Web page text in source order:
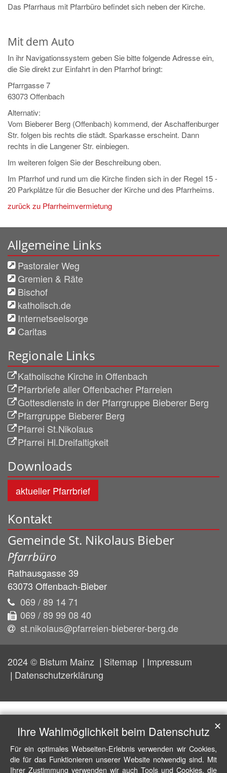
Das Pfarrhaus mit Pfarrbüro befindet sich neben der Kirche.
Mit dem Auto
In ihr Navigationssystem geben Sie bitte folgende Adresse ein,
die Sie direkt zur Einfahrt in den Pfarrhof bringt:
Pfarrgasse 7
63073 Offenbach
Alternativ:
Vom Bieberer Berg (Offenbach) kommend, der Aschaffenburger
Str. folgen bis rechts die städt. Sparkasse erscheint. Dann
rechts in die Langener Str. einbiegen.
Im weiteren folgen Sie der Beschreibung oben.
Im Pfarrhof und rund um die Kirche finden sich in der Regel 15 -
20 Parkplätze für die Besucher der Kirche und des Pfarrheims.
zurück zu Pfarrheimvermietung
Allgemeine Links
Pastoraler Weg
Gremien & Räte
Bischof
katholisch.de
Internetseelsorge
Caritas
Regionale Links
Katholische Kirche in Offenbach
Pfarrbriefe aller Offenbacher Pfarreien
Gottesdienste in der Pfarrgruppe Bieberer Berg
Pfarrgruppe Bieberer Berg
Pfarrei St.Nikolaus
Pfarrei Hl.Dreifaltigkeit
Downloads
aktueller Pfarrbrief
Kontakt
Gemeinde St. Nikolaus Bieber
Pfarrbüro
Rathausgasse 39
63073 Offenbach-Bieber
069 / 89 14 71
069 / 89 99 08 40
st.nikolaus@pfarreien-bieberer-berg.de
2024 © Bistum Mainz Sitemap
Impressum
Datenschutzerklärung
Ihre Wahlmöglichkeit beim Datenschutz
Für ein optimales Webseiten-Erlebnis verwenden wir Cookies,
die für das Funktionieren unserer Website notwendig sind. Mit
Ihrer Zustimmung verwenden wir auch Tools und Cookies, die
✕